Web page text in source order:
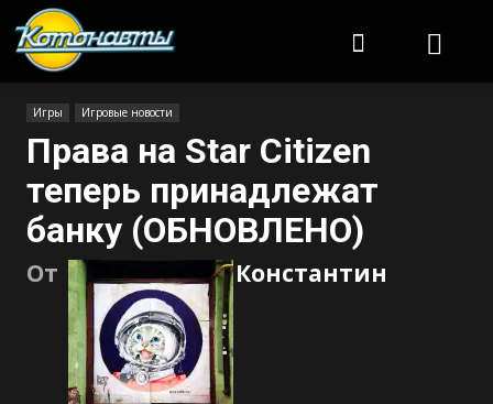
Игры Игровые новости
Права на Star Citizen
теперь принадлежат
банку (ОБНОВЛЕНО)
От Константин